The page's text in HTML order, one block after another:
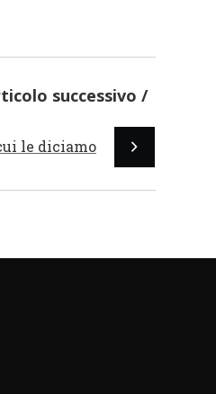
successivo
le diciamo